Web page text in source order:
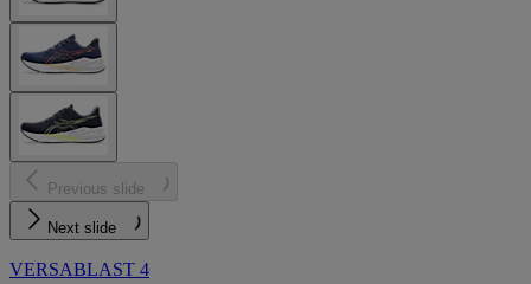
Previous slide
Next slide
VERSABLAST 4